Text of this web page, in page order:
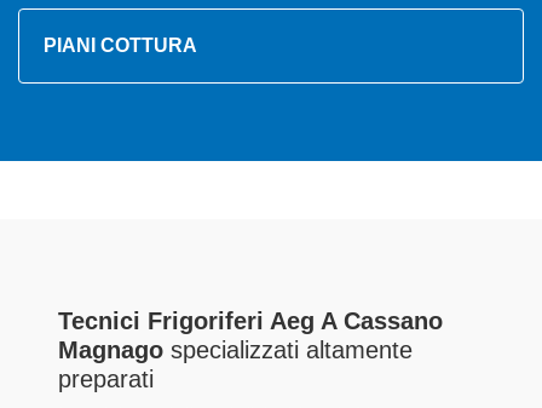
PIANI COTTURA
Tecnici Frigoriferi Aeg A Cassano
Magnago specializzati altamente
preparati